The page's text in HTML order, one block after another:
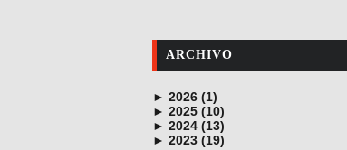
ARCHIVO
► 2026 (1)
junio (1)
► 2025 (10)
noviembre (1)
octubre (1)
► 2024 (13)
diciembre (4)
► 2023 (19)